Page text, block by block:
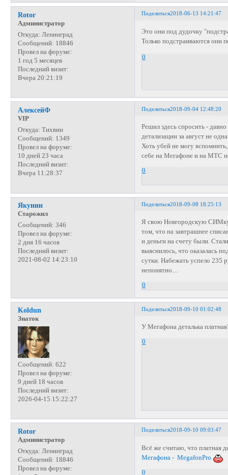
Поделиться2018-06-13 14:21:47
Rotor
Администратор
Откуда: Ленинград
Сообщений: 18846
Провел на форуме:
1 год 5 месяцев
Последний визит:
Вчера 20:21:19
Это они под дудочку
Только подстраиваются они
0
Поделиться2018-09-04 12:48:20
АлексейФ
VIP
Откуда: Тихвин
Сообщений: 1349
Провел на форуме:
10 дней 23 часа
Последний визит:
Вчера 11:28:37
Решил здесь спросить -
детализации за август не
Хоть убей не могу
себе на Мегафоне и на МТС
0
Поделиться2018-09-08 18:25:13
Якунин
Старожил
Сообщений: 346
Провел на форуме:
2 дня 16 часов
Последний визит:
2021-08-02 14:23:10
Я свою Новгородскую СИМку
том, что на завтрашнее
и деньги на счету были.
выяснилось, что оказалась
сутки. Набежать успело 235
непонятно....
0
Поделиться2018-09-10 01:02:48
Koldun
Знаток
Сообщений: 622
Провел на форуме:
9 дней 18 часов
Последний визит:
2026-04-15 15:22:27
У Мегафона деталька
0
Поделиться2018-09-10 09:03:47
Rotor
Администратор
Откуда: Ленинград
Сообщений: 18846
Провел на форуме:
Всё же считаю, что платная
Мегафона - MegafonPro
0